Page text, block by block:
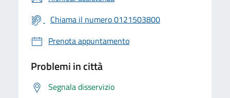
Chiama il numero 0121503800
Prenota appuntamento
Problemi in città
Segnala disservizio